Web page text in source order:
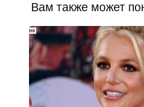
Вам также может